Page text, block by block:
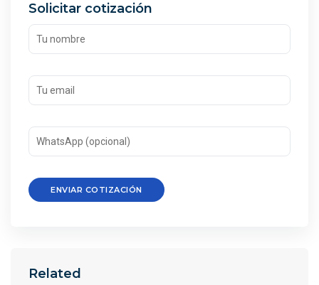
Solicitar cotización
ENVIAR COTIZACIÓN
Related